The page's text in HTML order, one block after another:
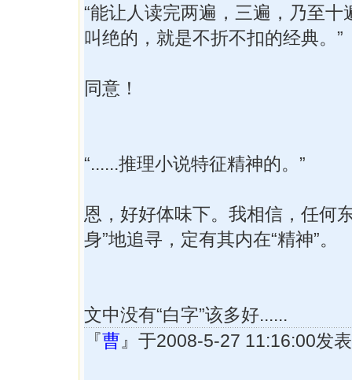
“能让人读完两遍，三遍，乃至十
叫绝的，就是不折不扣的经典。”
同意！
“......推理小说特征精神的。”
恩，好好体味下。我相信，任何
身”地追寻，定有其内在“精神”。
文中没有“白字”该多好......
『曹 』于2008-5-27 11:16:00发